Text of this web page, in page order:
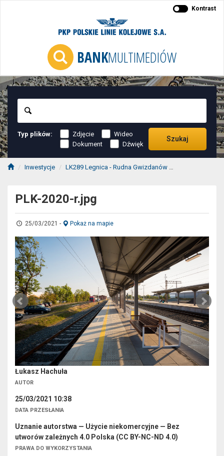
BANKMULTIMEDIÓW
Kontrast
Typ plików: Zdjęcie
Wideo
Dokument
Dźwięk
Szukaj
Inwestycje LK289 Legnica - Rudna Gwizdanów
PLK-2020-r.jpg
25/03/2021 - Pokaż na mapie
Łukasz Hachuła
AUTOR
25/03/2021 10:38
DATA PRZESŁANIA
Uznanie autorstwa — Użycie niekomercyjne — Bez
utworów zależnych 4.0 Polska (CC BY-NC-ND 4.0)
PRAWA DO WYKORZYSTANIA